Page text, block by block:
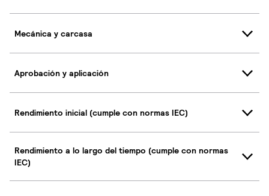
Mecánica y carcasa
Aprobación y aplicación
Rendimiento inicial (cumple con normas IEC)
Rendimiento a lo largo del tiempo (cumple con normas
IEC)